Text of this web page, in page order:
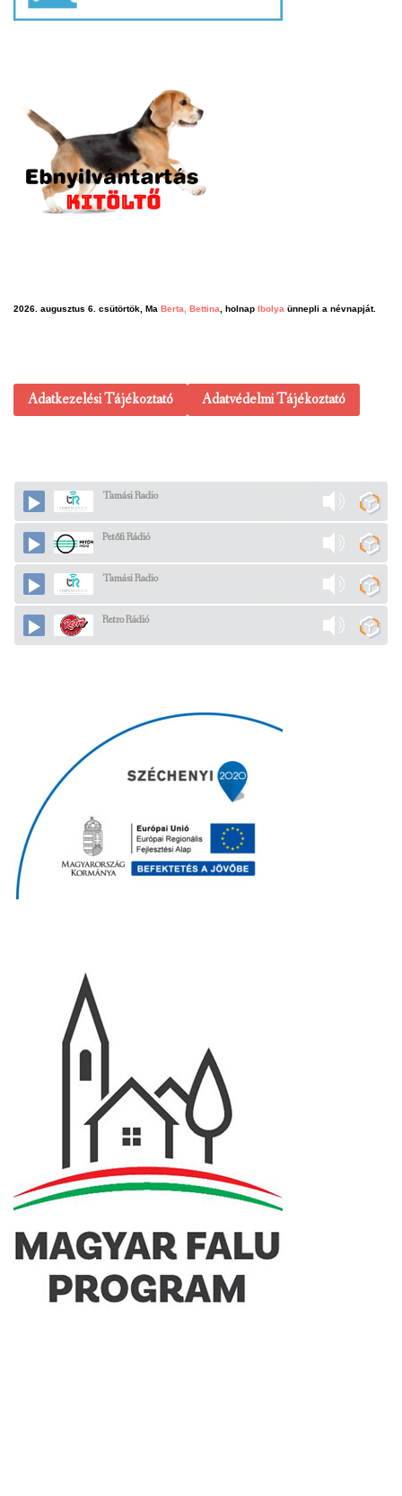
2026. augusztus 6. csütörtök, Ma Berta, Bettina, holnap Ibolya ünnepli a névnapját.
Adatkezelési Tájékoztató Adatvédelmi Tájékoztató
Tamási Radio
Petőfi Rádió
Tamási Radio
Retro Rádió